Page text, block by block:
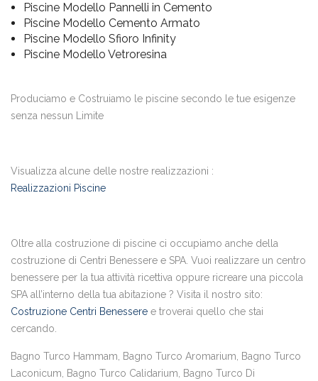
Piscine Modello Pannelli in Cemento
Piscine Modello Cemento Armato
Piscine Modello Sfioro Infinity
Piscine Modello Vetroresina
Produciamo e Costruiamo le piscine secondo le tue esigenze
senza nessun Limite
Visualizza alcune delle nostre realizzazioni :
Realizzazioni Piscine
Oltre alla costruzione di piscine ci occupiamo anche della
costruzione di Centri Benessere e SPA. Vuoi realizzare un centro
benessere per la tua attività ricettiva oppure ricreare una piccola
SPA all’interno della tua abitazione ? Visita il nostro sito:
Costruzione Centri Benessere e troverai quello che stai
cercando.
Bagno Turco Hammam, Bagno Turco Aromarium, Bagno Turco
Laconicum, Bagno Turco Calidarium, Bagno Turco Di